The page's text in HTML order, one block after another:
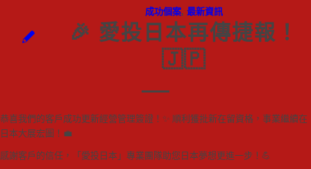
成功個案, 最新資訊
🎉 愛投日本再傳捷報！
🇯🇵
恭喜我們的客戶成功更新經營管理簽證！ ✨ 順利獲批新在留資格，事業繼續在
日本大展宏圖！ 💼
感謝客戶的信任，「愛投日本」專業團隊助您日本夢想更進一步！ 💪